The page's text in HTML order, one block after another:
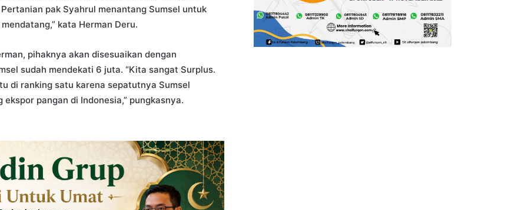
pak Syahrul menantang Sumsel untuk
kata Herman Deru.
pihaknya akan disesuaikan dengan
sudah mendekati 6 juta. “Kita sangat Surplus.
di ranking satu karena sepatutnya Sumsel
pangan di Indonesia,” pungkasnya.